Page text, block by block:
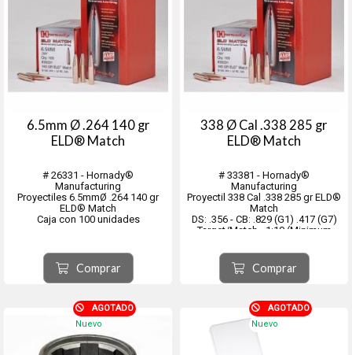
6.5mm Ø .264 140 gr
ELD® Match
# 26331 - Hornady®
Manufacturing
Proyectiles 6.5mmØ .264 140 gr
ELD® Match
Caja con 100 unidades
Comprar
338 Ø Cal .338 285 gr
ELD® Match
# 33381 - Hornady®
Manufacturing
Proyectil 338 Cal .338 285 gr ELD®
Match
DS: .356 - CB: .829 (G1) .417 (G7)
Target/Match - 1:10 (Minimum
Caja con 50 unidades
Comprar
AGOTADO
Nuevo
AGOTADO
Nuevo